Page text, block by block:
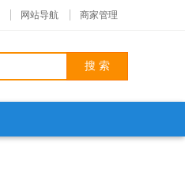
网站导航 商家管理